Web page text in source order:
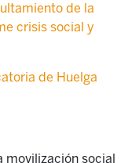
de la
crisis social y
de Huelga
movilización social